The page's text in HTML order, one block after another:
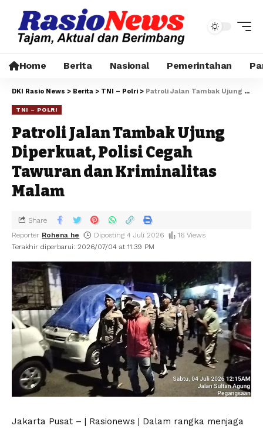
Home Berita Nasional Pemerintahan
DKI Rasio News > Berita > TNI – Polri > Patroli Jalan Tambak Ujung Diperkuat, Polisi Cegah Tawuran dan Kriminalitas Malam
TNI – POLRI
Patroli Jalan Tambak Ujung
Diperkuat, Polisi Cegah
Tawuran dan Kriminalitas
Malam
Terakhir diperbarui: 2026/07/04 at 11:39 PM
Reporter Rohena he Diposting 4 Juli 2026 16 Views
Share
Jakarta Pusat – | Rasionews | Dalam rangka menjaga